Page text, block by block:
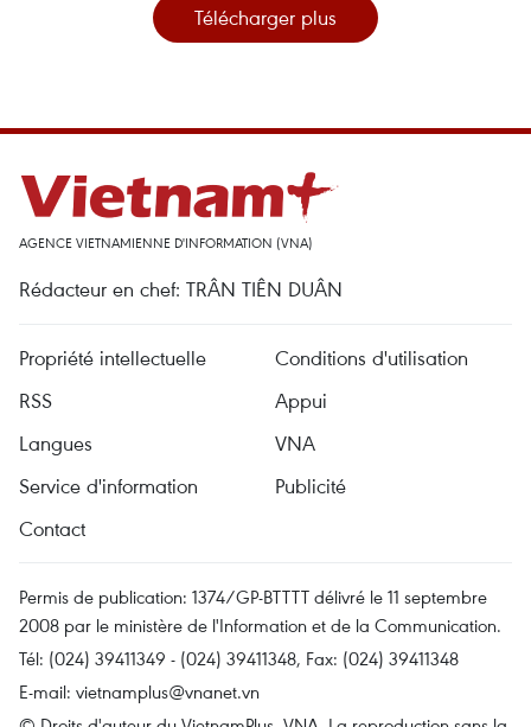
Télécharger plus
AGENCE VIETNAMIENNE D'INFORMATION (VNA)
Rédacteur en chef: TRÂN TIÊN DUÂN
Propriété intellectuelle
Conditions d'utilisation
RSS
Appui
Langues
VNA
Service d'information
Publicité
Contact
Permis de publication: 1374/GP-BTTTT délivré le 11 septembre
2008 par le ministère de l'Information et de la Communication.
Tél: (024) 39411349 - (024) 39411348, Fax: (024) 39411348
E-mail: vietnamplus@vnanet.vn